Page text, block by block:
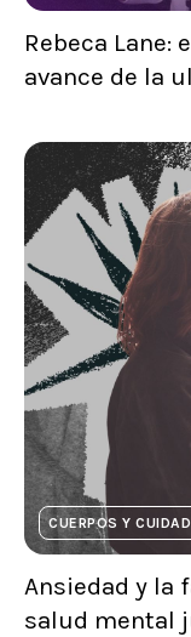
Rebeca
avance de la
CUERPOS Y
Ansiedad y la
salud mental